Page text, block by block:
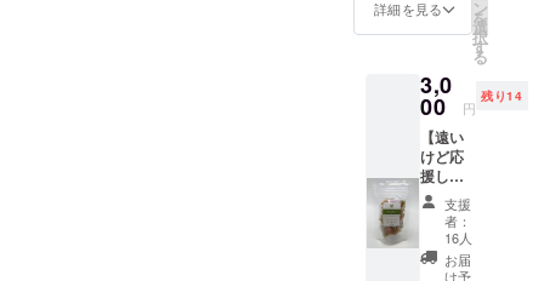
続する
ただき
ます。
※おつり
は出ま
せんの
でご注
意くだ
さい。
※転売は
不可で
ング 1
パック
ジナル
ステー
キソー
ス 1
パック
◆お礼
状 ※送
料込み
※郵送で
のお届
けとな
詳細を見る ン
を
選
択
す
る
3,0
00 円
残り14
【遠い
けど応
援した
いなと
いう方
に 香木
の森オ
リジナ
支援
者：
16人
お届
け予